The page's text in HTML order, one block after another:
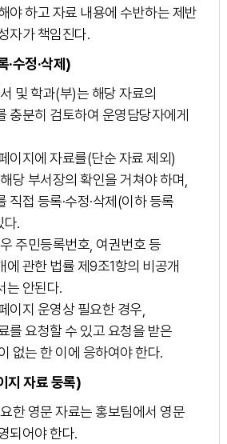
야 하고 자료 내용에 수반하는 제반
자가 책임진다.
·수정·삭제)
및 학과(부)는 해당 자료의
충분히 검토하여 운영담당자에게
이지에 자료를(단순 자료 제외)
당 부서장의 확인을 거쳐야 하며,
직접 등록·수정·삭제(이하 등록
다.
주민등록번호, 여권번호 등
관한 법률 제9조1항의 비공개
는 안된다.
지 운영상 필요한 경우,
를 요청할 수 있고 요청을 받은
없는 한 이에 응하여야 한다.
지 자료 둥록)
한 영문 자료는 홍보팀에서 영문
되어야 한다.